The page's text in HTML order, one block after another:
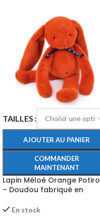
TAILLES
AJOUTER AU PANIER
COMMANDER
MAINTENANT
Lapin Méloé Orange
– Doudou fabriqué en
En stock